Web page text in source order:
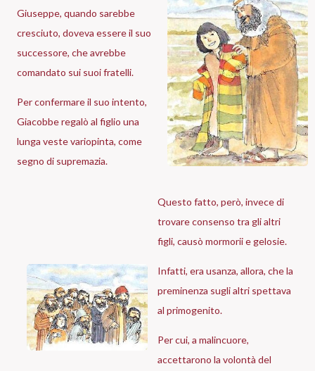
Giuseppe, quando sarebbe
cresciuto, doveva essere il suo
successore, che avrebbe
comandato sui suoi fratelli.
Per confermare il suo intento,
Giacobbe regalò al figlio una
lunga veste variopinta, come
segno di supremazia.
Questo fatto, però, invece di
trovare consenso tra gli altri
figli, causò mormorii e gelosie.
Infatti, era usanza, allora, che la
preminenza sugli altri spettava
al primogenito.
Per cui, a malincuore,
accettarono la volontà del